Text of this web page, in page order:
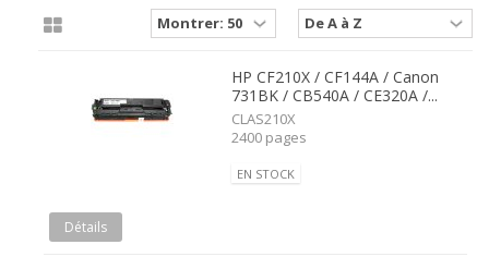
HP CF210X / CF144A / Canon
731BK / CB540A / CE320A /...
CLAS210X
2400 pages
EN STOCK
Détails